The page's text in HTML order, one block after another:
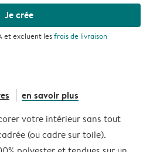
Je crée
et excluent lesfrais de livraison
en savoir plus
votre intérieur sans tout
(ou cadre sur toile).